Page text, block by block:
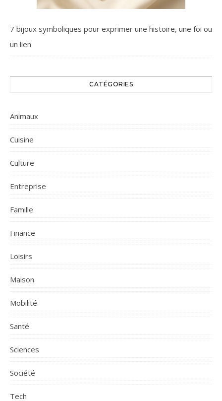
7 bijoux symboliques pour exprimer une histoire, une foi ou
un lien
CATÉGORIES
Animaux
Cuisine
Culture
Entreprise
Famille
Finance
Loisirs
Maison
Mobilité
Santé
Sciences
Société
Tech